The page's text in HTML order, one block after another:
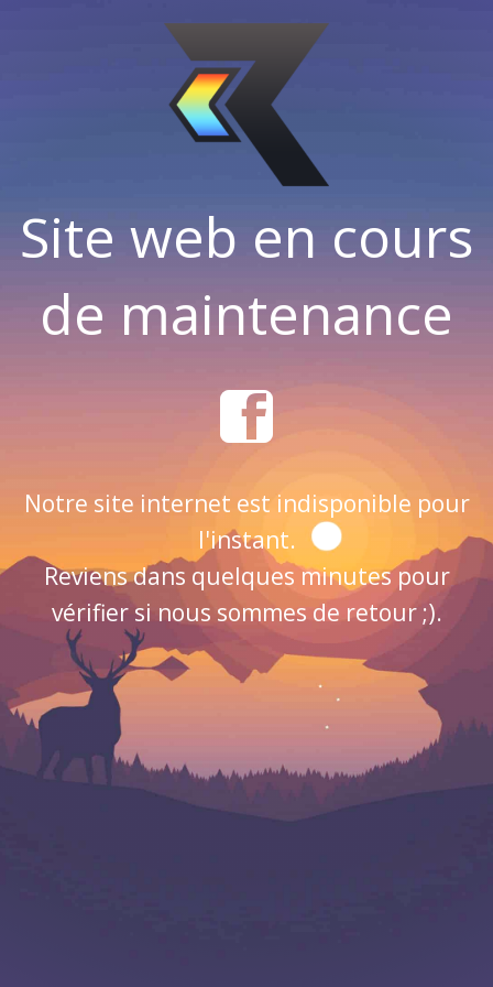
Site web en cours
de maintenance
Notre site internet est indisponible pour
l'instant.
Reviens dans quelques minutes pour
vérifier si nous sommes de retour ;).